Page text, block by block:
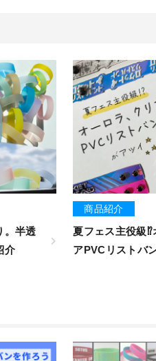
。半透
介
商品紹介
夏フェス主役級⁉
アPVCリストバ